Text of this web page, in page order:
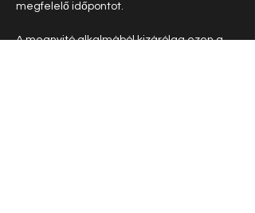
megfelelő időpontot.
A megnyitó alkalmából kizárólag ezen a